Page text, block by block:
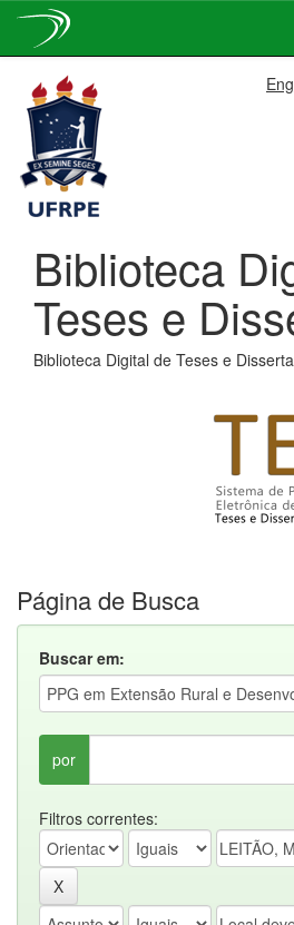
navigation
Biblioteca
Teses e
Biblioteca Digital de Teses e
Página de Busca
Buscar em:
por
Filtros correntes: